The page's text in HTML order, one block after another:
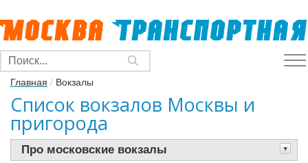
Главная / Вокзалы
Список вокзалов Москвы и
пригорода
Про московские вокзалы